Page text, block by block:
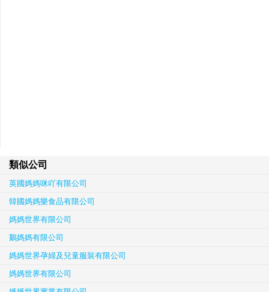
類似公司
英國媽媽咪吖有限公司
韓國媽媽樂食品有限公司
媽媽世界有限公司
鵝媽媽有限公司
媽媽世界孕婦及兒童服裝有限公司
媽媽世界有限公司